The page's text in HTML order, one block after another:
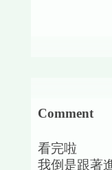
Comment
看完啦
我倒是跟著